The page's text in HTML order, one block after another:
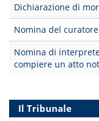
Dichiarazione di
Nomina del
Nomina di
compiere un atto
Il Tribunale